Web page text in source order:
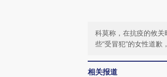
科莫称，在抗疫的攸
些“受冒犯”的女性道歉
相关报道